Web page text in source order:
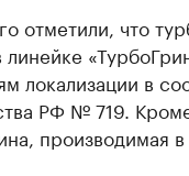
отметили, что
линейке
локализации в
РФ № 719.
производимая в